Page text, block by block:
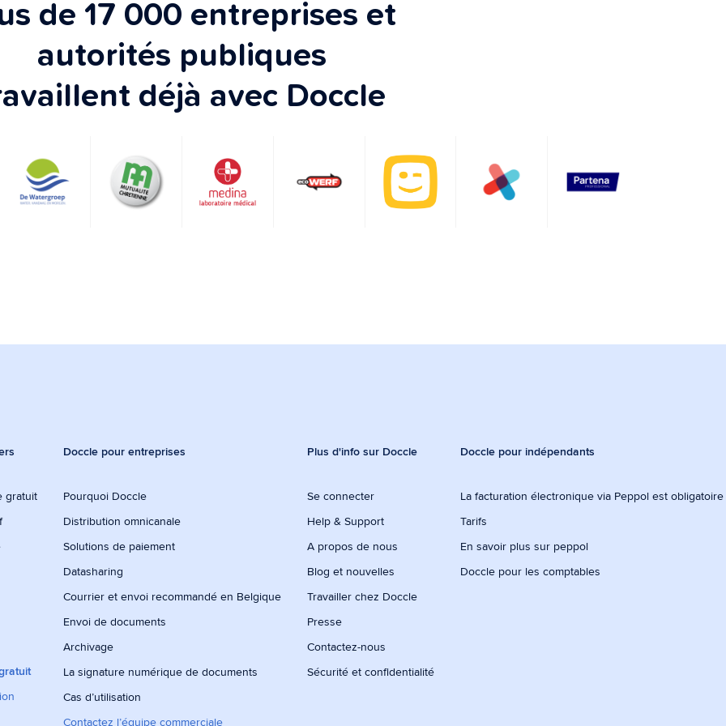
de 17 000 entreprises et
autorités publiques
déjà avec Doccle
gratuit
Doccle pour entreprises
Pourquoi Doccle
Distribution omnicanale
Solutions de paiement
Datasharing
Courrier et envoi recommandé en Belgique
Envoi de documents
Archivage
La signature numérique de documents
Cas d’utilisation
Contactez l’équipe commerciale
Plus d'info sur Doccle
Se connecter
Help & Support
A propos de nous
Blog et nouvelles
Travailler chez Doccle
Presse
Contactez-nous
Sécurité et confidentialité
Doccle pour indépendants
La facturation électronique via Peppol est
Tarifs
En savoir plus sur peppol
Doccle pour les comptables